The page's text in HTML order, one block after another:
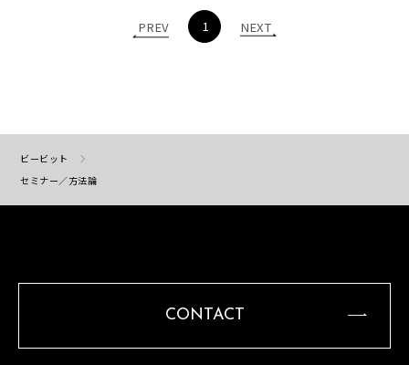
PREV 1 NEXT
ビービット
セミナー／方法論
CONTACT